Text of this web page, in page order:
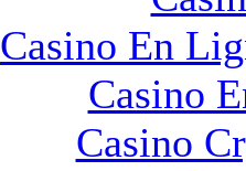
Casino En
Casino
Casino